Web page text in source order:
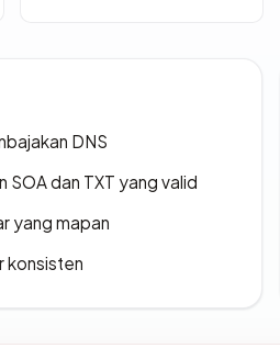
DNS
dan TXT yang valid
yang mapan
konsisten